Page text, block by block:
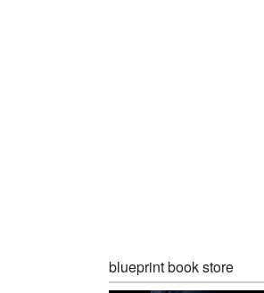
blueprint book store